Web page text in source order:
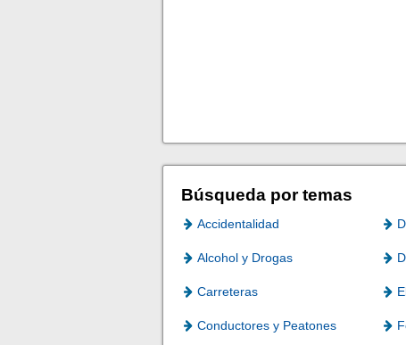
Búsqueda por temas
Accidentalidad
Alcohol y Drogas
Carreteras
Conductores y Peatones